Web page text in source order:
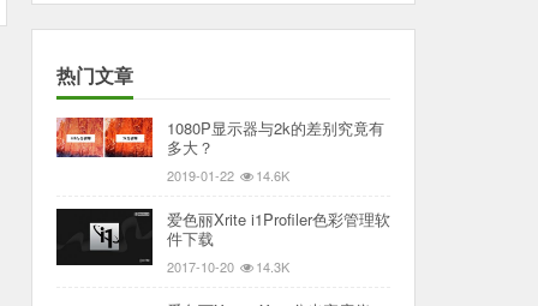
热门文章
1080P显示器与2k的差别究竟有
多大？
2019-01-22 14.6K
爱色丽Xrite i1Profiler色彩管理软
件下载
2017-10-20 14.3K